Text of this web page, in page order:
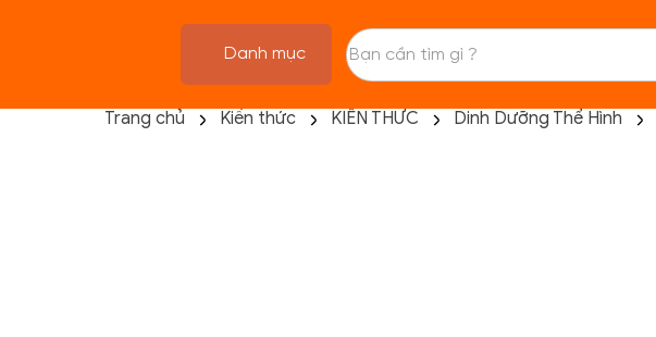
Danh mục
Trang chủ Kiến thức KIẾN THỨC Dinh Dưỡng Thể Hình